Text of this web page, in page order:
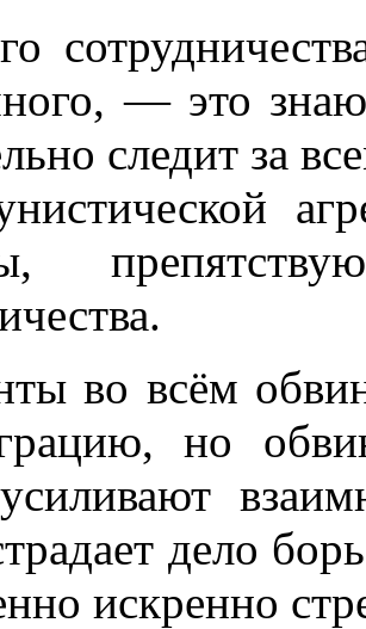
— это
следит за
во всём
но
дело
искренно